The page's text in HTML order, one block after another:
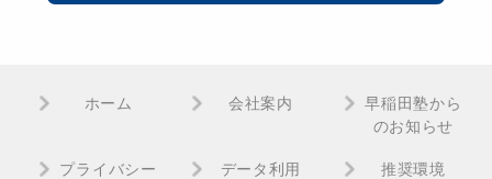
ホーム 会社案内
早稲田塾から
のお知らせ
プライバシー
データ利用 推奨環境